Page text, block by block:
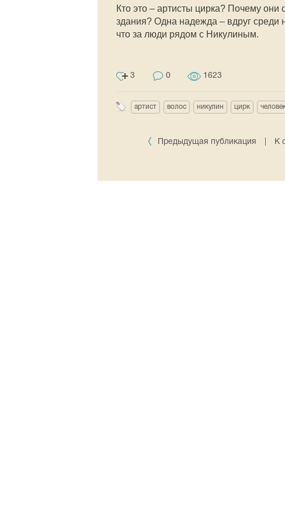
Кто это – артисты цирка? Почему
здания? Одна надежда – вдруг среди
что за люди рядом с Никулиным.
3 0 1623
артист волос никулин цирк
Предыдущая публикация К